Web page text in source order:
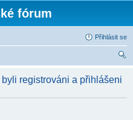
fórum
Přihlásit se
registrováni a přihlášeni